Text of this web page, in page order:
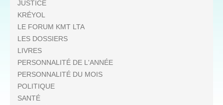
JUSTICE
KRÉYOL
LE FORUM KMT LTA
LES DOSSIERS
LIVRES
PERSONNALITÉ DE L'ANNÉE
PERSONNALITÉ DU MOIS
POLITIQUE
SANTÉ